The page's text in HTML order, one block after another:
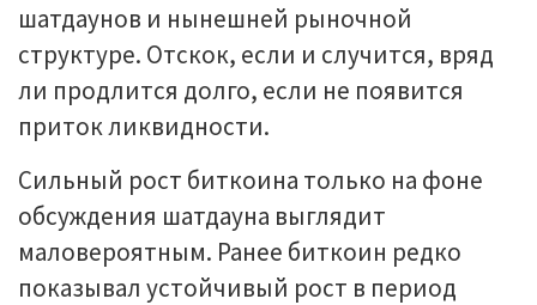
шатдаунов и нынешней рыночной
структуре. Отскок, если и случится, вряд
ли продлится долго, если не появится
приток ликвидности.
Сильный рост биткоина только на фоне
обсуждения шатдауна выглядит
маловероятным. Ранее биткоин редко
показывал устойчивый рост в период